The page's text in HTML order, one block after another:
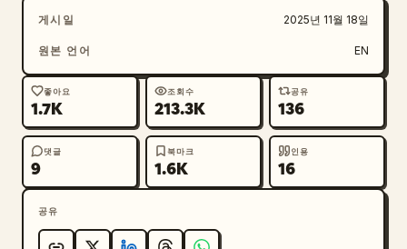
게시일 2025년 11월 18일
원본 언어 EN
좋아요
1.7K
조회수
213.3K
공유
136
댓글
9
북마크
1.6K
인용
16
공유